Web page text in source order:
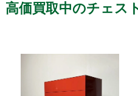
高価買取中のチェス